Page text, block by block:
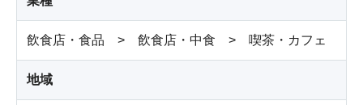
飲食店・食品 > 飲食店・中食 > 喫茶・カフェ
地域